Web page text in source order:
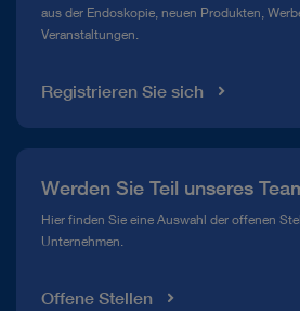
aus der Endoskopie, neuen Produkten,
Veranstaltungen.
Registrieren Sie sich
Werden Sie Teil unseres
Hier finden Sie eine Auswahl der offenen
Unternehmen.
Offene Stellen